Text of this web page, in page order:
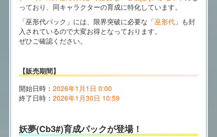
っており、同キャラクターの育成に特化しています。
「巫形代パック」には、限界突破に必要な「巫形代」も封
入されているので大変お得となっております。
ぜひご確認ください。
【販売期間】
開始日時： 2026年1月1日 0:00
終了日時： 2026年1月30日 10:59
妖夢(Cb3#)育成パックが登場！